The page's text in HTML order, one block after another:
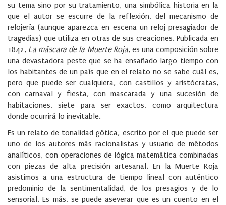
su tema sino por su tratamiento, una simbólica historia en la
que el autor se escurre de la reflexión, del mecanismo de
relojería (aunque aparezca en escena un reloj presagiador de
tragedias) que utiliza en otras de sus creaciones. Publicada en
1842, La máscara de la Muerte Roja, es una composición sobre
una devastadora peste que se ha ensañado largo tiempo con
los habitantes de un país que en el relato no se sabe cuál es,
pero que puede ser cualquiera, con castillos y aristócratas,
con carnaval y fiesta, con mascarada y una sucesión de
habitaciones, siete para ser exactos, como arquitectura
donde ocurrirá lo inevitable.
Es un relato de tonalidad gótica, escrito por el que puede ser
uno de los autores más racionalistas y usuario de métodos
analíticos, con operaciones de lógica matemática combinadas
con piezas de alta precisión artesanal. En la Muerte Roja
asistimos a una estructura de tiempo lineal con auténtico
predominio de la sentimentalidad, de los presagios y de lo
sensorial. Es más, se puede aseverar que es un cuento en el